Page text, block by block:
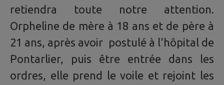
retiendra toute notre attention.
Orpheline de mère à 18 ans et de père à
21 ans, après avoir postulé à l'hôpital de
Pontarlier, puis être entrée dans les
ordres, elle prend le voile et rejoint les